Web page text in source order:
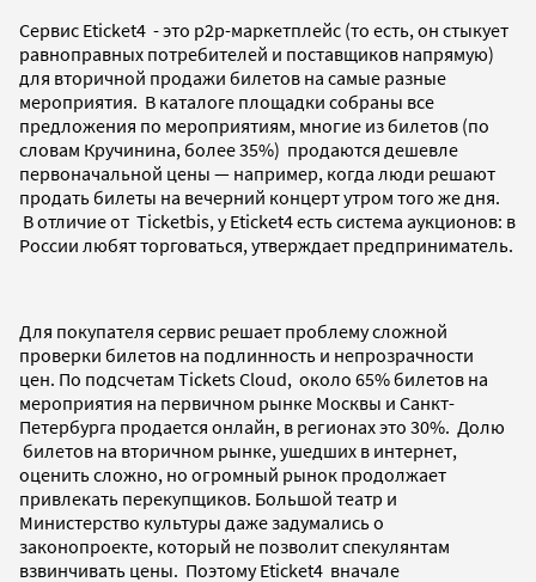
Сервис Eticket4 - это p2p-маркетплейс (то есть, он стыкует
равноправных потребителей и поставщиков напрямую)
для вторичной продажи билетов на самые разные
мероприятия. В каталоге площадки собраны все
предложения по мероприятиям, многие из билетов (по
словам Кручинина, более 35%) продаются дешевле
первоначальной цены — например, когда люди решают
продать билеты на вечерний концерт утром того же дня.
В отличие от Ticketbis, у Eticket4 есть система аукционов: в
России любят торговаться, утверждает предприниматель.
Для покупателя сервис решает проблему сложной
проверки билетов на подлинность и непрозрачности
цен. По подсчетам Tickets Cloud, около 65% билетов на
мероприятия на первичном рынке Москвы и Санкт-
Петербурга продается онлайн, в регионах это 30%. Долю
билетов на вторичном рынке, ушедших в интернет,
оценить сложно, но огромный рынок продолжает
привлекать перекупщиков. Большой театр и
Министерство культуры даже задумались о
законопроекте, который не позволит спекулянтам
взвинчивать цены. Поэтому Eticket4 вначале